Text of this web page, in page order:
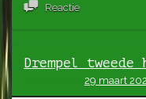
Reactie
Drempel
29 maart